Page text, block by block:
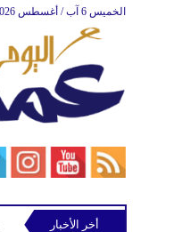
الخميس 6 آب / أغسطس 2026
العاصفة
أخر الأخبار